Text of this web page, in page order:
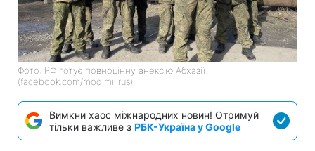
Фото: РФ готує повноцінну анексію Абхазії
(facebook.com/mod.mil.rus)
Вимкни хаос міжнародних новин! Отримуй
тільки важливе з РБК-Україна у Google